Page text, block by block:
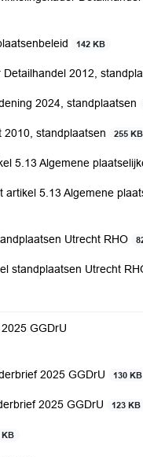
142 KB
2012,
2024, standplaatsen
2010, standplaatsen 255 KB
5.13 Algemene
artikel 5.13 Algemene
Utrecht RHO
standplaatsen Utrecht
GGDrU
2025 GGDrU
130 KB
2025 GGDrU 123 KB
KB